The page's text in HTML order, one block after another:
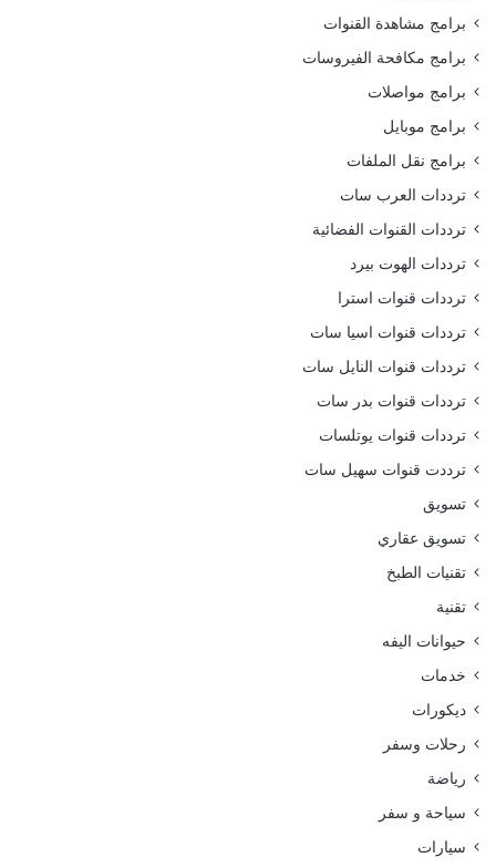
برامج مشاهدة القنوات
برامج مكافحة الفيروسات
برامج مواصلات
برامج موبايل
برامج نقل الملفات
ترددات العرب سات
ترددات القنوات الفضائية
ترددات الهوت بيرد
ترددات قنوات استرا
ترددات قنوات اسيا سات
ترددات قنوات النايل سات
ترددات قنوات بدر سات
ترددات قنوات يوتلسات
ترددت قنوات سهيل سات
تسويق
تسويق عقاري
تقنيات الطبخ
تقنية
حيوانات اليفه
خدمات
ديكورات
رحلات وسفر
رياضة
سياحة و سفر
سيارات